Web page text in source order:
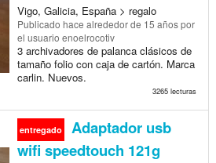
Vigo, Galicia, España > regalo
Publicado hace alrededor de 15 añospor
el usuario enoelrocotiv
3 archivadores de palanca clásicos de
tamaño folio con caja de cartón. Marca
carlin. Nuevos.
3265 lecturas
entregado
Adaptador usb
wifi speedtouch 121g